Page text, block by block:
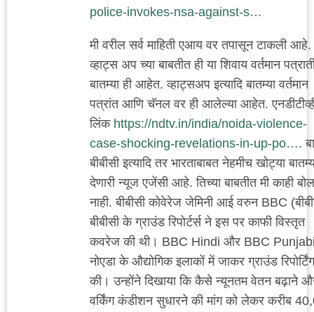
police-invokes-nsa-against-s…
मी वरील सर्व माहिती एआय वर तपासून टाकली आहे.
व्हाट्स अप च्या बाबतीत ही या शिवाय वर्तमान
बातम्या ही आहेत. व्हाट्सअप इत्यादि बातम्या वर्तमान
पत्रांत आणि चॅनल वर ही आलेल्या आहेत.
लिंक https://ndtv.in/india/noida-violence-
case-shocking-revelations-in-up-po….
बीबीसी इत्यादि तर भारताबाबत नेहमीच खोट्या
देणारी न्यूज एजेंसी आहे. तिच्या बाबतीत मी काही
नाही. बीबीसी कोवेरेज जेमिनी आई वरुन BBC
बीबीसी के ग्राउंड रिपोर्टर्स ने इस पर काफी विस्तृत
कवरेज की थी। BBC Hindi और BBC
नोएडा के औद्योगिक इलाकों में जाकर ग्राउंड रिपोर्टिंग
की। उन्होंने दिखाया कि कैसे न्यूनतम वेतन बढ़ाने
वर्किंग कंडीशन सुधारने की मांग को लेकर करीब